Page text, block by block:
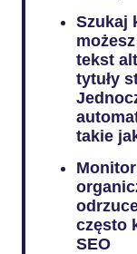
Szukaj
tekst
tytuły
takie
często
SEO